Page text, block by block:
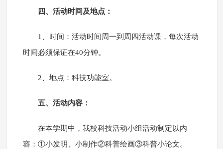
四、活动时间及地点：
1、时间：活动时间周一到周四活动课，每次活动
时间必须保证在40分钟。
2、地点：科技功能室。
五、活动内容：
在本学期中，我校科技活动小组活动制定以内
容：①小发明、小制作②科普绘画③科普小论文。